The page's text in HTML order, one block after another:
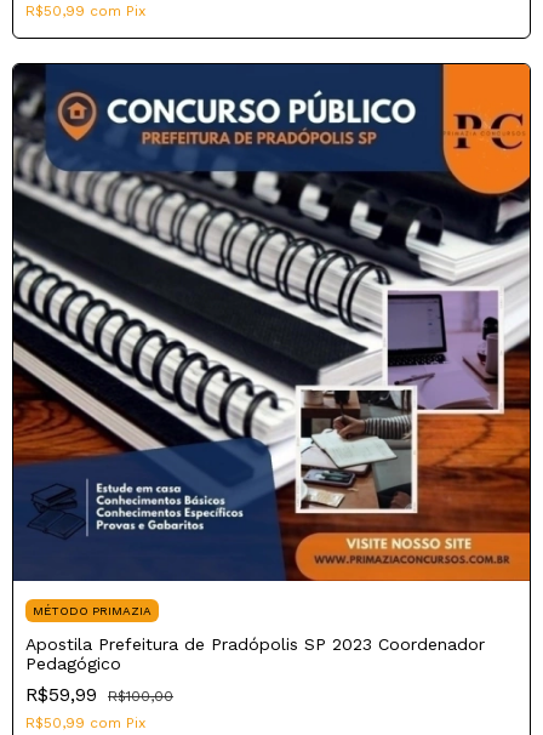
R$50,99 com Pix
MÉTODO PRIMAZIA
Apostila Prefeitura de Pradópolis SP 2023 Coordenador
Pedagógico
R$59,99
R$100,00
R$50,99 com Pix